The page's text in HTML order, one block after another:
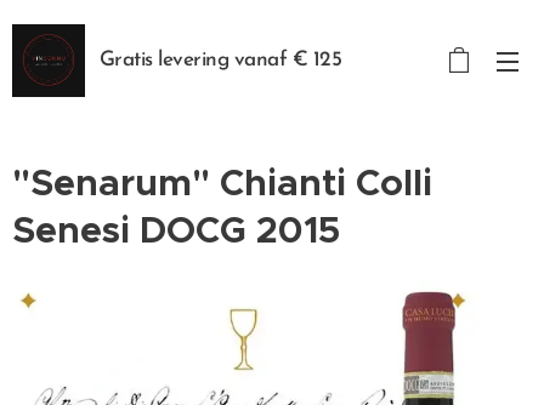
Gratis levering vanaf € 125
"Senarum" Chianti Colli
Senesi DOCG 2015